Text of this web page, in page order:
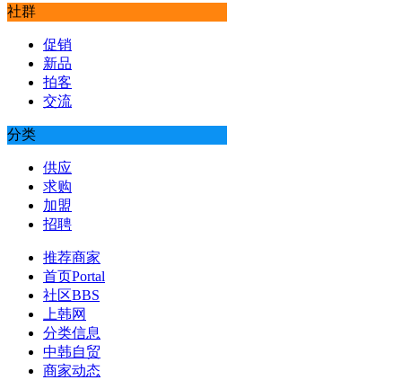
社群
促销
新品
拍客
交流
分类
供应
求购
加盟
招聘
推荐商家
首页Portal
社区BBS
上韩网
分类信息
中韩自贸
商家动态